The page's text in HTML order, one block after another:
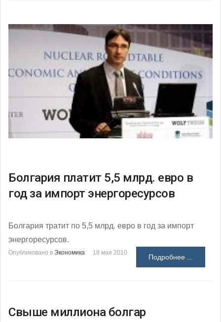
Болгария платит 5,5 млрд. евро в
год за импорт энергоресурсов
Болгария тратит по 5,5 млрд. евро в год за импорт
энергоресурсов.
Опубликовано в Экономика 18 мая 2010
Подробнее ...
Свыше миллиона болгар